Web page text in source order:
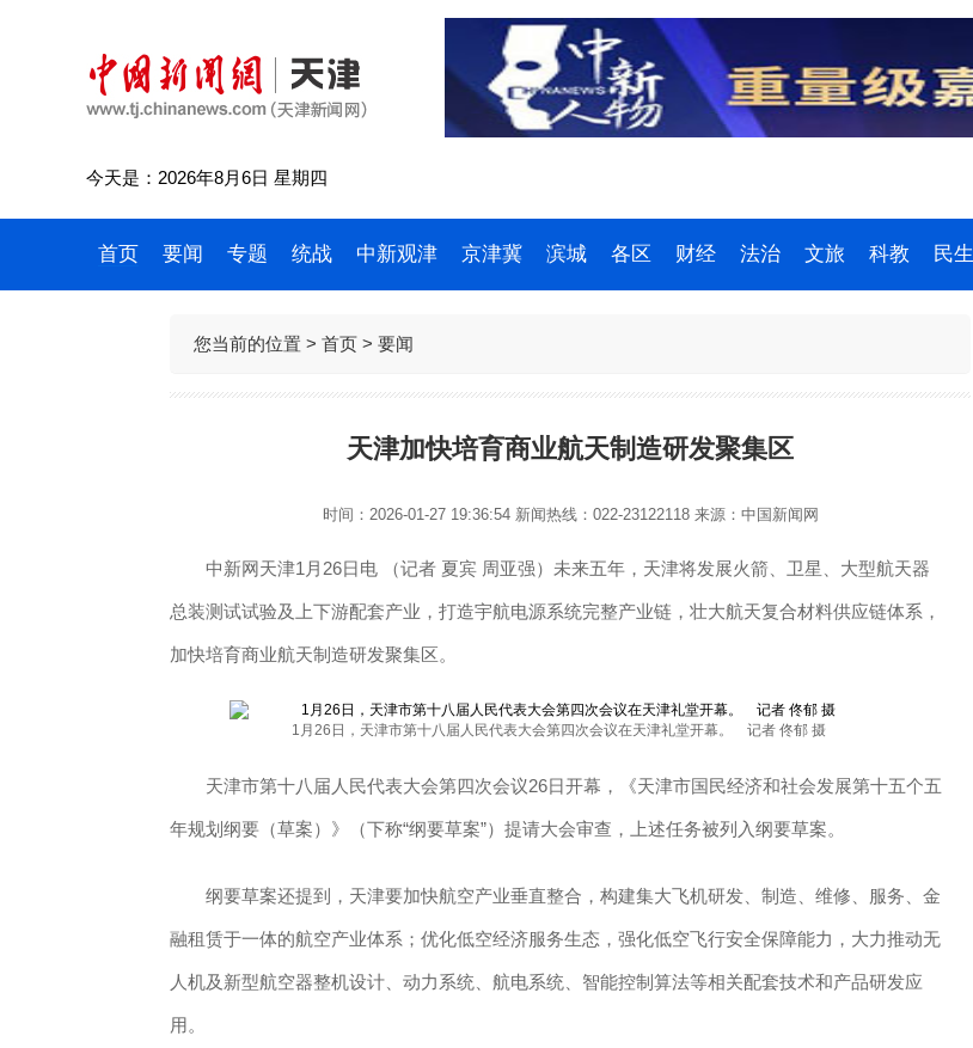
今天是：2026年8月6日 星期四
首页 要闻 专题 统战 中新观津 京津冀 滨城 各区 财经 法治 文旅 科教 民生
您当前的位置 > 首页 > 要闻
天津加快培育商业航天制造研发聚集区
时间：2026-01-27 19:36:54 新闻热线：022-23122118来源：中国新闻网
中新网天津1月26日电 （记者 夏宾 周亚强）未来五年，天津将发展火箭、卫星、大型航天器
总装测试试验及上下游配套产业，打造宇航电源系统完整产业链，壮大航天复合材料供应链体系，
加快培育商业航天制造研发聚集区。
1月26日，天津市第十八届人民代表大会第四次会议在天津礼堂开幕。 记者 佟郁 摄
天津市第十八届人民代表大会第四次会议26日开幕，《天津市国民经济和社会发展第十五个五
年规划纲要（草案）》（下称“纲要草案”）提请大会审查，上述任务被列入纲要草案。
纲要草案还提到，天津要加快航空产业垂直整合，构建集大飞机研发、制造、维修、服务、金
融租赁于一体的航空产业体系；优化低空经济服务生态，强化低空飞行安全保障能力，大力推动无
人机及新型航空器整机设计、动力系统、航电系统、智能控制算法等相关配套技术和产品研发应
用。